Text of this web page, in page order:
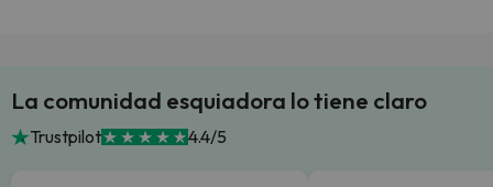
La comunidad esquiadora lo tiene claro
Trustpilot 4.4/5